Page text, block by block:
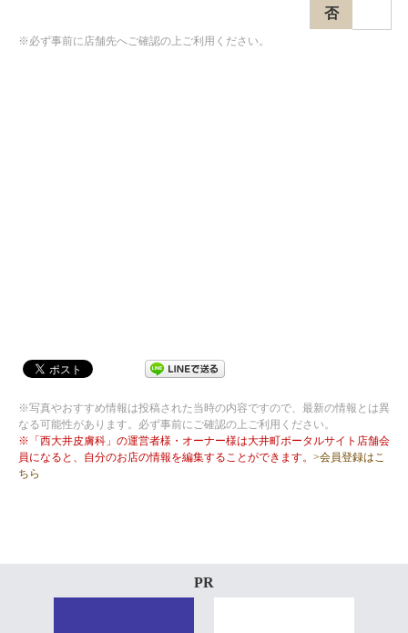
否
※必ず事前に店舗先へご確認の上ご利用ください。
※写真やおすすめ情報は投稿された当時の内容ですので、最新の情報とは異
なる可能性があります。必ず事前にご確認の上ご利用ください。
※「西大井皮膚科」の運営者様・オーナー様は大井町ポータルサイト店舗会
員になると、自分のお店の情報を編集することができます。 >会員登録はこ
ちら
PR